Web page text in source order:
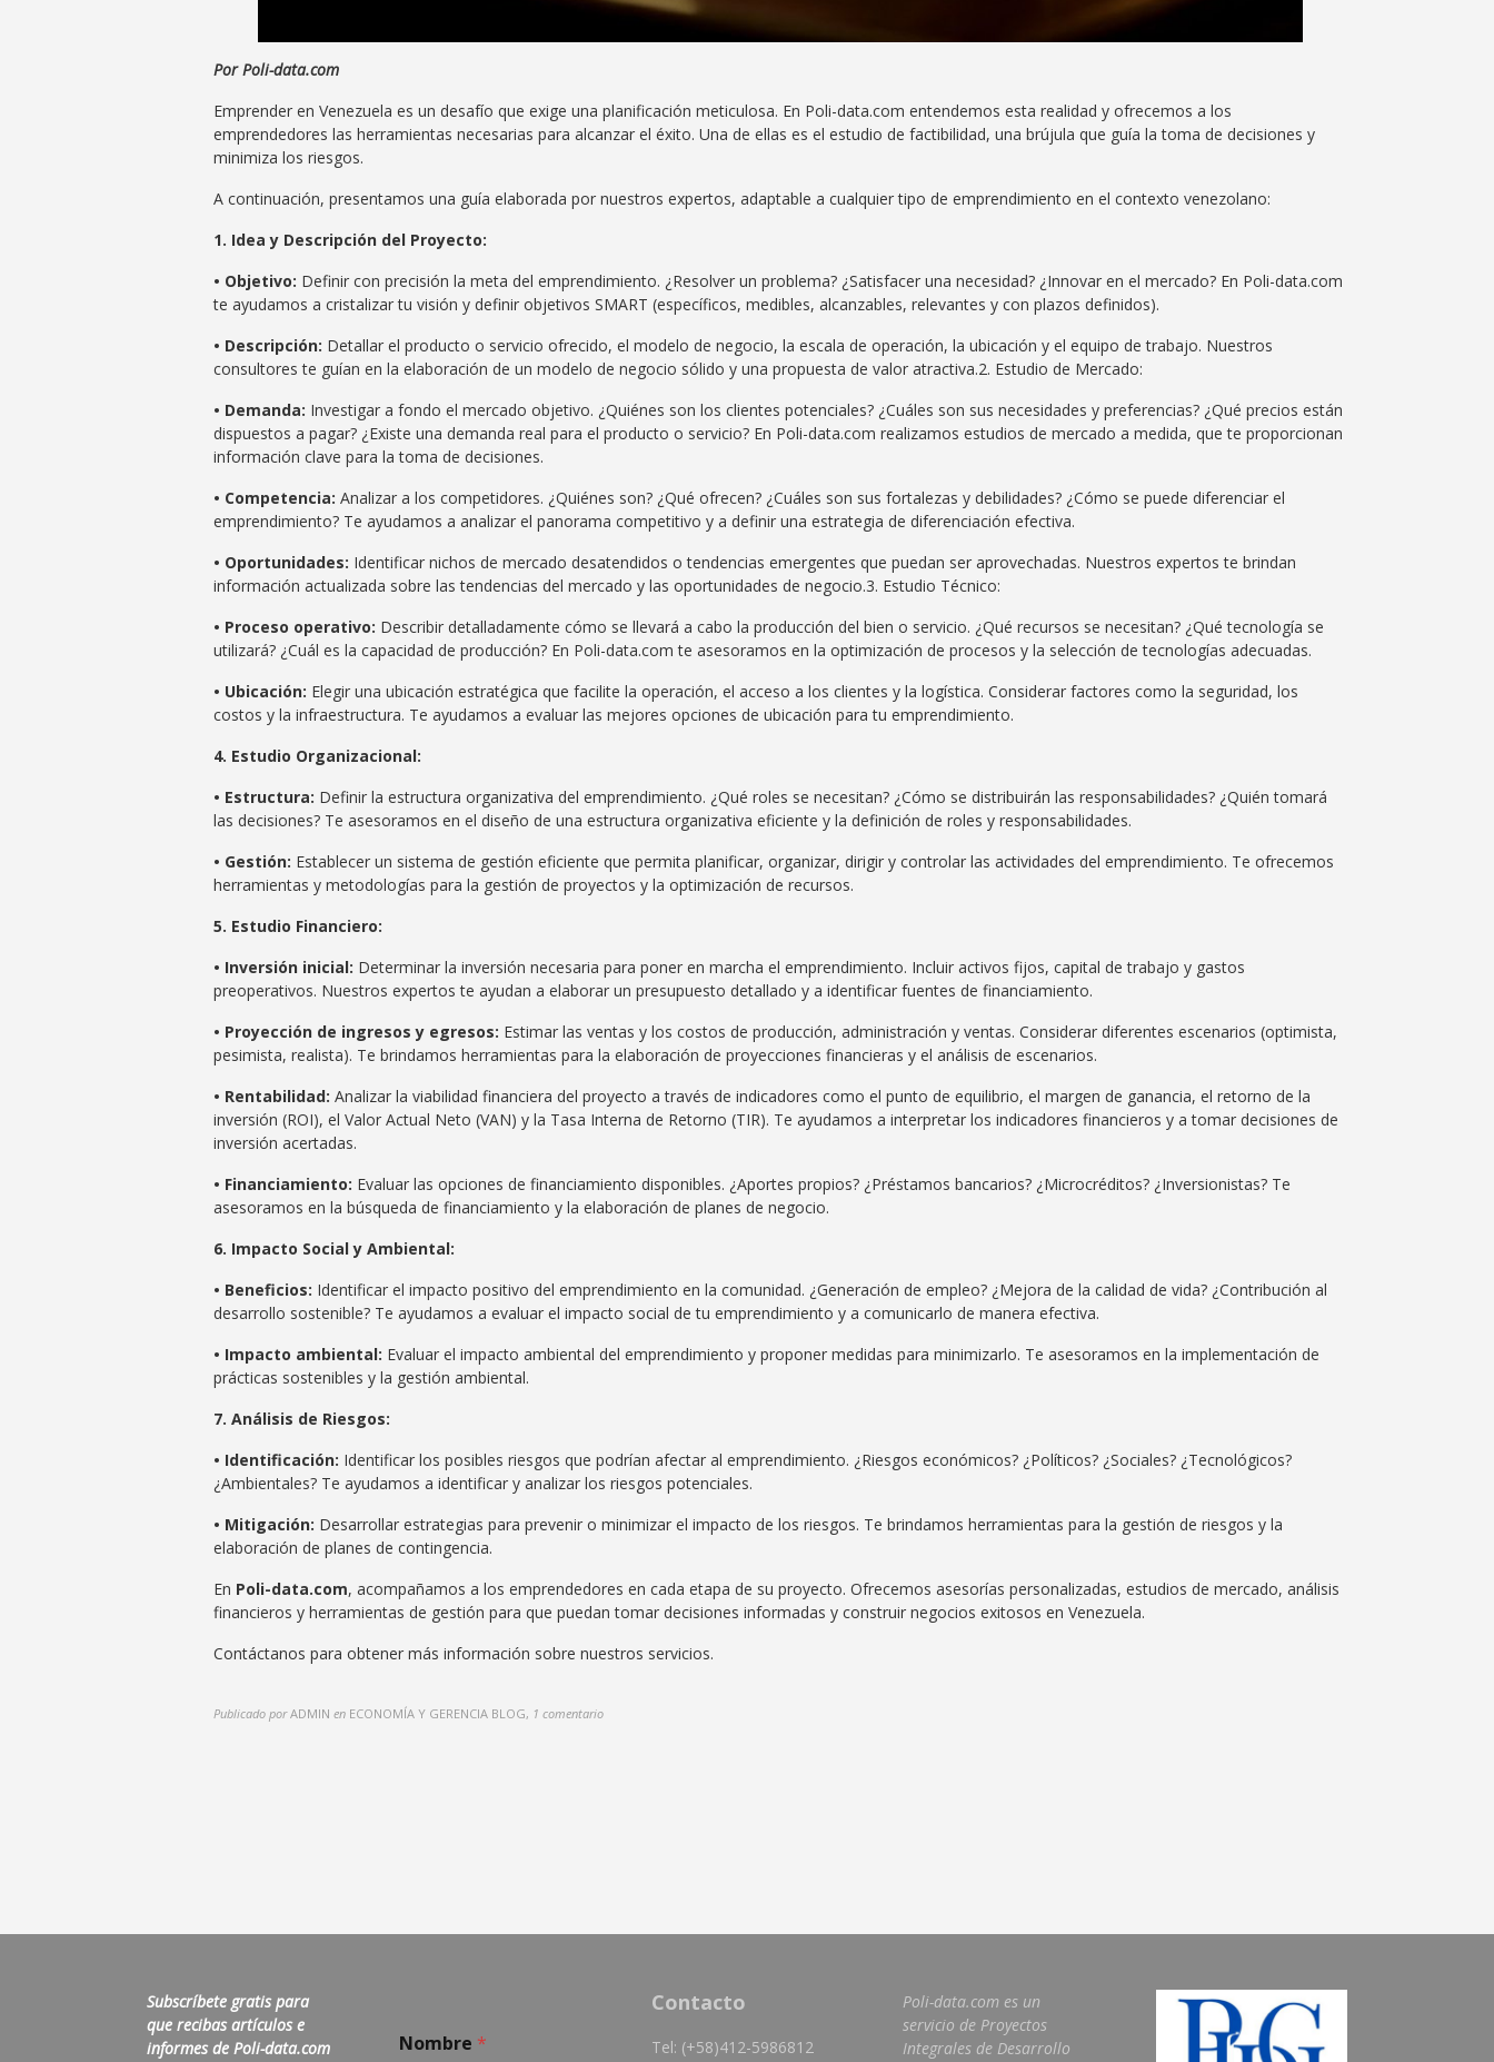
Por Poli-data.com
Emprender en Venezuela es un desafío que exige una planificación meticulosa. En Poli-data.com entendemos esta realidad y ofrecemos a los
emprendedores las herramientas necesarias para alcanzar el éxito. Una de ellas es el estudio de factibilidad, una brújula que guía la toma de decisiones y
minimiza los riesgos.
A continuación, presentamos una guía elaborada por nuestros expertos, adaptable a cualquier tipo de emprendimiento en el contexto venezolano:
1. Idea y Descripción del Proyecto:
• Objetivo: Definir con precisión la meta del emprendimiento. ¿Resolver un problema? ¿Satisfacer una necesidad? ¿Innovar en el mercado? En Poli-data.com
te ayudamos a cristalizar tu visión y definir objetivos SMART (específicos, medibles, alcanzables, relevantes y con plazos definidos).
• Descripción: Detallar el producto o servicio ofrecido, el modelo de negocio, la escala de operación, la ubicación y el equipo de trabajo. Nuestros
consultores te guían en la elaboración de un modelo de negocio sólido y una propuesta de valor atractiva.2. Estudio de Mercado:
• Demanda: Investigar a fondo el mercado objetivo. ¿Quiénes son los clientes potenciales? ¿Cuáles son sus necesidades y preferencias? ¿Qué precios están
dispuestos a pagar? ¿Existe una demanda real para el producto o servicio? En Poli-data.com realizamos estudios de mercado a medida, que te proporcionan
información clave para la toma de decisiones.
• Competencia: Analizar a los competidores. ¿Quiénes son? ¿Qué ofrecen? ¿Cuáles son sus fortalezas y debilidades? ¿Cómo se puede diferenciar el
emprendimiento? Te ayudamos a analizar el panorama competitivo y a definir una estrategia de diferenciación efectiva.
• Oportunidades: Identificar nichos de mercado desatendidos o tendencias emergentes que puedan ser aprovechadas. Nuestros expertos te brindan
información actualizada sobre las tendencias del mercado y las oportunidades de negocio.3. Estudio Técnico:
• Proceso operativo: Describir detalladamente cómo se llevará a cabo la producción del bien o servicio. ¿Qué recursos se necesitan? ¿Qué tecnología se
utilizará? ¿Cuál es la capacidad de producción? En Poli-data.com te asesoramos en la optimización de procesos y la selección de tecnologías adecuadas.
• Ubicación: Elegir una ubicación estratégica que facilite la operación, el acceso a los clientes y la logística. Considerar factores como la seguridad, los
costos y la infraestructura. Te ayudamos a evaluar las mejores opciones de ubicación para tu emprendimiento.
4. Estudio Organizacional:
• Estructura: Definir la estructura organizativa del emprendimiento. ¿Qué roles se necesitan? ¿Cómo se distribuirán las responsabilidades? ¿Quién tomará
las decisiones? Te asesoramos en el diseño de una estructura organizativa eficiente y la definición de roles y responsabilidades.
• Gestión: Establecer un sistema de gestión eficiente que permita planificar, organizar, dirigir y controlar las actividades del emprendimiento. Te ofrecemos
herramientas y metodologías para la gestión de proyectos y la optimización de recursos.
5. Estudio Financiero:
• Inversión inicial: Determinar la inversión necesaria para poner en marcha el emprendimiento. Incluir activos fijos, capital de trabajo y gastos
preoperativos. Nuestros expertos te ayudan a elaborar un presupuesto detallado y a identificar fuentes de financiamiento.
• Proyección de ingresos y egresos: Estimar las ventas y los costos de producción, administración y ventas. Considerar diferentes escenarios (optimista,
pesimista, realista). Te brindamos herramientas para la elaboración de proyecciones financieras y el análisis de escenarios.
• Rentabilidad: Analizar la viabilidad financiera del proyecto a través de indicadores como el punto de equilibrio, el margen de ganancia, el retorno de la
inversión (ROI), el Valor Actual Neto (VAN) y la Tasa Interna de Retorno (TIR). Te ayudamos a interpretar los indicadores financieros y a tomar decisiones de
inversión acertadas.
• Financiamiento: Evaluar las opciones de financiamiento disponibles. ¿Aportes propios? ¿Préstamos bancarios? ¿Microcréditos? ¿Inversionistas? Te
asesoramos en la búsqueda de financiamiento y la elaboración de planes de negocio.
6. Impacto Social y Ambiental:
• Beneficios: Identificar el impacto positivo del emprendimiento en la comunidad. ¿Generación de empleo? ¿Mejora de la calidad de vida? ¿Contribución al
desarrollo sostenible? Te ayudamos a evaluar el impacto social de tu emprendimiento y a comunicarlo de manera efectiva.
• Impacto ambiental: Evaluar el impacto ambiental del emprendimiento y proponer medidas para minimizarlo. Te asesoramos en la implementación de
prácticas sostenibles y la gestión ambiental.
7. Análisis de Riesgos:
• Identificación: Identificar los posibles riesgos que podrían afectar al emprendimiento. ¿Riesgos económicos? ¿Políticos? ¿Sociales? ¿Tecnológicos?
¿Ambientales? Te ayudamos a identificar y analizar los riesgos potenciales.
• Mitigación: Desarrollar estrategias para prevenir o minimizar el impacto de los riesgos. Te brindamos herramientas para la gestión de riesgos y la
elaboración de planes de contingencia.
En Poli-data.com, acompañamos a los emprendedores en cada etapa de su proyecto. Ofrecemos asesorías personalizadas, estudios de mercado, análisis
financieros y herramientas de gestión para que puedan tomar decisiones informadas y construir negocios exitosos en Venezuela.
Contáctanos para obtener más información sobre nuestros servicios.
Publicado por ADMIN en ECONOMÍA Y GERENCIA BLOG, 1 comentario
Subscríbete gratis para
que recibas artículos e
informes de Poli-data.com
Nombre *
Contacto
Tel: (+58)412-5986812
Poli-data.com es un
servicio de Proyectos
Integrales de Desarrollo